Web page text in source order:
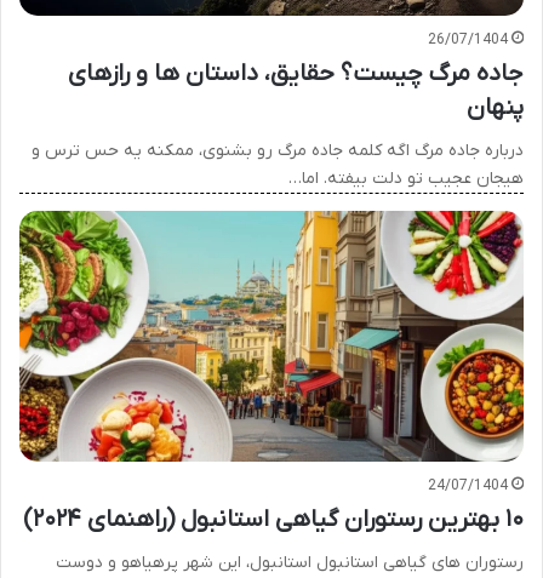
26/07/1404
جاده مرگ چیست؟ حقایق، داستان ها و رازهای
پنهان
درباره جاده مرگ اگه کلمه جاده مرگ رو بشنوی، ممکنه یه حس ترس و
هیجان عجیب تو دلت بیفته. اما…
24/07/1404
۱۰ بهترین رستوران گیاهی استانبول (راهنمای ۲۰۲۴)
رستوران های گیاهی استانبول استانبول، این شهر پرهیاهو و دوست